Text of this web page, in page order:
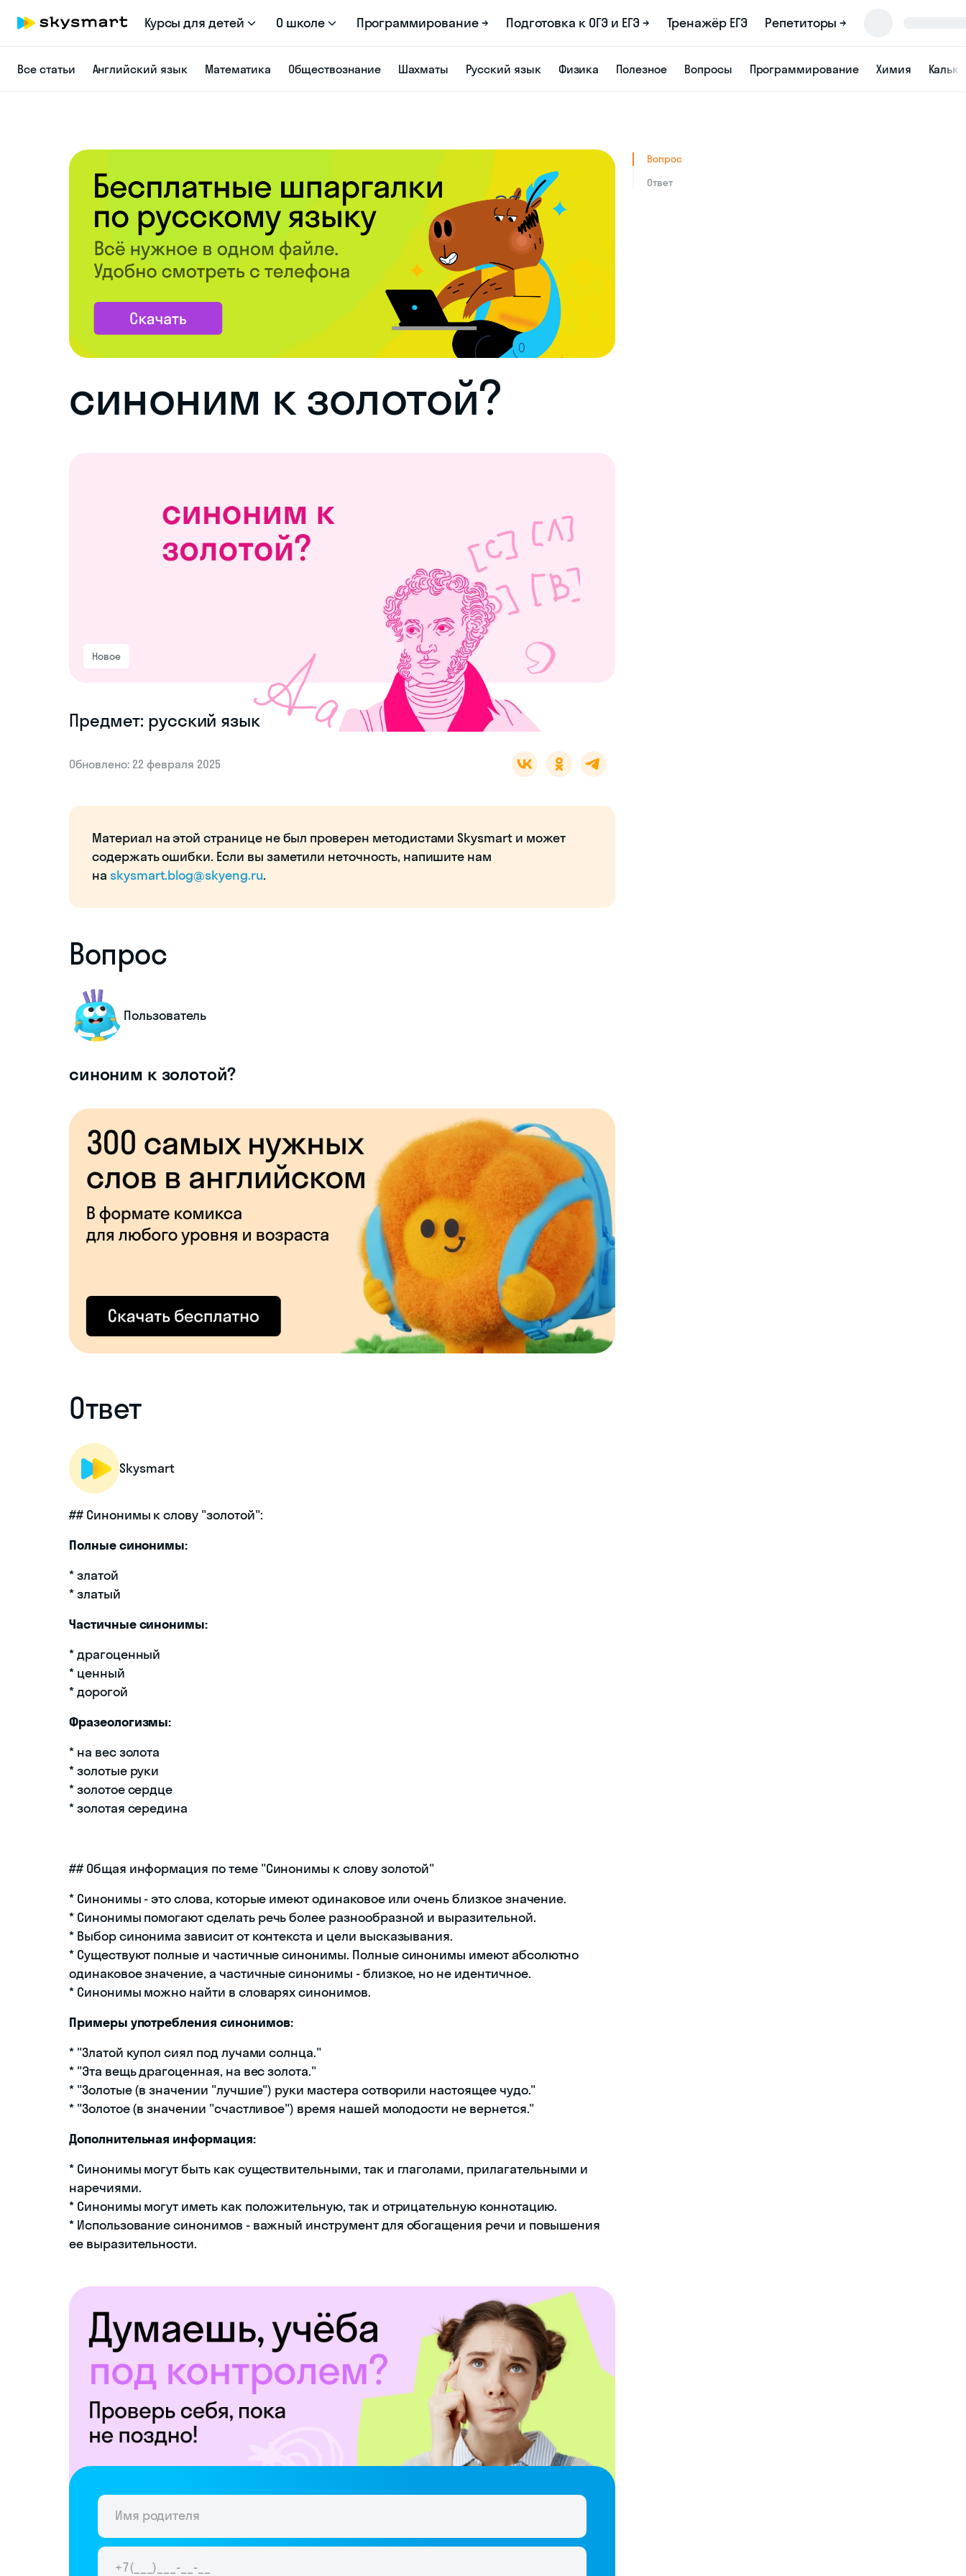
Курсы для детей О школе Программирование → Подготовка к ОГЭ и ЕГЭ → Тренажёр ЕГЭ Репетиторы →
Все статьи Английский язык Математика Обществознание Шахматы Русский язык Физика Полезное Вопросы Программирование Химия
синоним к золотой?
Новое
Предмет: русский язык
Обновлено: 22 февраля 2025
Материал на этой странице не был проверен методистами Skysmart и может
содержать ошибки. Если вы заметили неточность, напишите нам
на skysmart.blog@skyeng.ru.
Вопрос
Пользователь
синоним к золотой?
Ответ
Skysmart
## Синонимы к слову "золотой":
Полные синонимы:
* златой
* златый
Частичные синонимы:
* драгоценный
* ценный
* дорогой
Фразеологизмы:
* на вес золота
* золотые руки
* золотое сердце
* золотая середина
## Общая информация по теме "Синонимы к слову золотой"
* Синонимы - это слова, которые имеют одинаковое или очень близкое значение.
* Синонимы помогают сделать речь более разнообразной и выразительной.
* Выбор синонима зависит от контекста и цели высказывания.
* Существуют полные и частичные синонимы. Полные синонимы имеют абсолютно
одинаковое значение, а частичные синонимы - близкое, но не идентичное.
* Синонимы можно найти в словарях синонимов.
Примеры употребления синонимов:
* "Златой купол сиял под лучами солнца."
* "Эта вещь драгоценная, на вес золота."
* "Золотые (в значении "лучшие") руки мастера сотворили настоящее чудо."
* "Золотое (в значении "счастливое") время нашей молодости не вернется."
Дополнительная информация:
* Синонимы могут быть как существительными, так и глаголами, прилагательными и
наречиями.
* Синонимы могут иметь как положительную, так и отрицательную коннотацию.
* Использование синонимов - важный инструмент для обогащения речи и повышения
ее выразительности.
Вопрос
Ответ